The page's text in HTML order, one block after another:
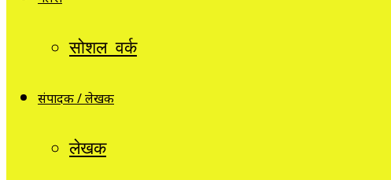
सोशल वर्क
संपादक / लेखक
लेखक